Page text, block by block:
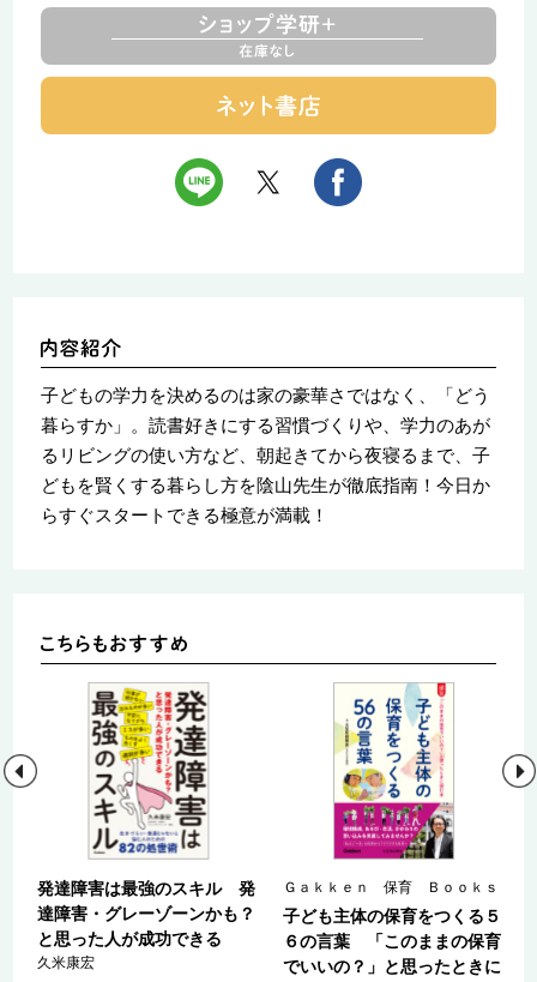
子どもの学力を決めるのは家の豪華さではなく、「どう
暮らすか」。読書好きにする習慣づくりや、学力のあが
るリビングの使い方など、朝起きてから夜寝るまで、子
どもを賢くする暮らし方を陰山先生が徹底指南！今日か
らすぐスタートできる極意が満載！
発達障害は最強のスキル 発
達障害・グレーゾーンかも？
と思った人が成功できる
久米康宏
Ｇａｋｋｅｎ 保育 Ｂｏｏｋｓ
子ども主体の保育をつくる５
６の言葉 「このままの保育
でいいの？」と思ったときに